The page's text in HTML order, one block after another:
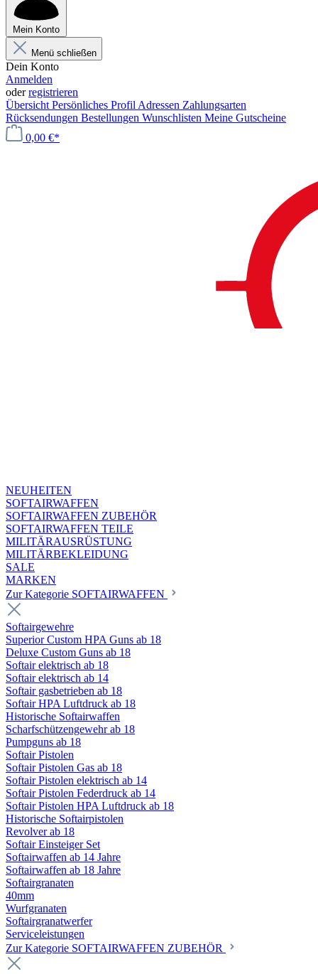
Mein Konto
Menü schließen
Dein Konto
Anmelden
oderregistrieren
Übersicht Persönliches Profil Adressen Zahlungsarten
Rücksendungen Bestellungen Wunschlisten Meine Gutscheine
0,00 €*
NEUHEITEN
SOFTAIRWAFFEN
SOFTAIRWAFFEN ZUBEHÖR
SOFTAIRWAFFEN TEILE
MILITÄRAUSRÜSTUNG
MILITÄRBEKLEIDUNG
SALE
MARKEN
Zur Kategorie SOFTAIRWAFFEN
Softairgewehre
Superior Custom HPA Guns ab 18
Deluxe Custom Guns ab 18
Softair elektrisch ab 18
Softair elektrisch ab 14
Softair gasbetrieben ab 18
Softair HPA Luftdruck ab 18
Historische Softairwaffen
Scharfschützengewehr ab 18
Pumpguns ab 18
Softair Pistolen
Softair Pistolen Gas ab 18
Softair Pistolen elektrisch ab 14
Softair Pistolen Federdruck ab 14
Softair Pistolen HPA Luftdruck ab 18
Historische Softairpistolen
Revolver ab 18
Softair Einsteiger Set
Softairwaffen ab 14 Jahre
Softairwaffen ab 18 Jahre
Softairgranaten
40mm
Wurfgranaten
Softairgranatwerfer
Serviceleistungen
Zur Kategorie SOFTAIRWAFFEN ZUBEHÖR